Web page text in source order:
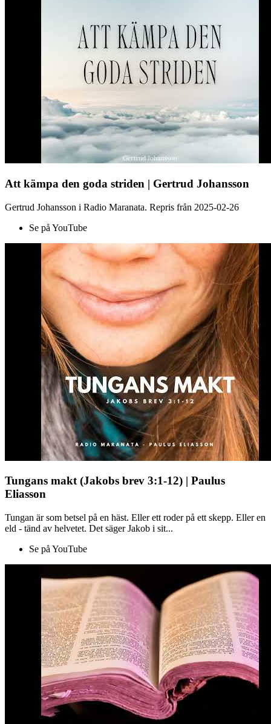
Att kämpa den goda striden | Gertrud Johansson
Gertrud Johansson i Radio Maranata. Repris från 2025-02-26
Se på YouTube
Tungans makt (Jakobs brev 3:1-12) | Paulus
Eliasson
Tungan är som betsel på en häst. Eller ett roder på ett skepp. Eller en
eld - tänd av helvetet. Det säger Jakob i sit...
Se på YouTube